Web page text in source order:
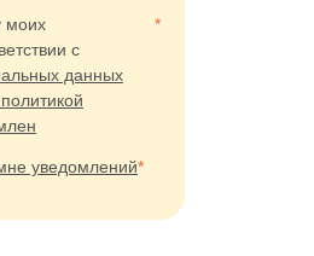
моих
с
данных
*
уведомлений*